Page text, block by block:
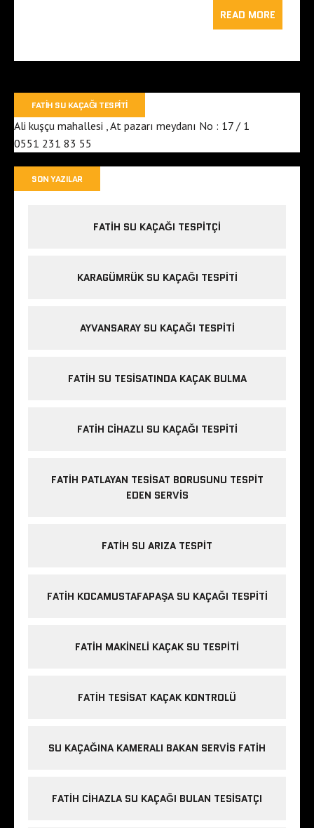
READ MORE
FATIH SU KAÇAĞI TESPITI
Ali kuşçu mahallesi , At pazarı meydanı No : 17 / 1
0551 231 83 55
SON YAZILAR
FATIH SU KAÇAĞI TESPITÇI
KARAGÜMRÜK SU KAÇAĞI TESPITI
AYVANSARAY SU KAÇAĞI TESPITI
FATIH SU TESISATINDA KAÇAK BULMA
FATIH CIHAZLI SU KAÇAĞI TESPITI
FATIH PATLAYAN TESISAT BORUSUNU TESPIT
EDEN SERVIS
FATIH SU ARIZA TESPIT
FATIH KOCAMUSTAFAPAŞA SU KAÇAĞI TESPITI
FATIH MAKINELI KAÇAK SU TESPITI
FATIH TESISAT KAÇAK KONTROLÜ
SU KAÇAĞINA KAMERALI BAKAN SERVIS FATIH
FATIH CIHAZLA SU KAÇAĞI BULAN TESISATÇI